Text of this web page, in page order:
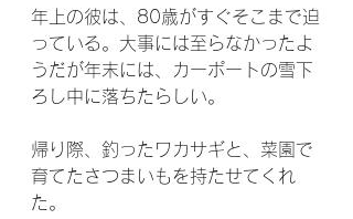
年上の彼は、80歳がすぐそこまで迫
っている。大事には至らなかったよ
うだが年末には、カーポートの雪下
ろし中に落ちたらしい。
帰り際、釣ったワカサギと、菜園で
育てたさつまいもを持たせてくれ
た。